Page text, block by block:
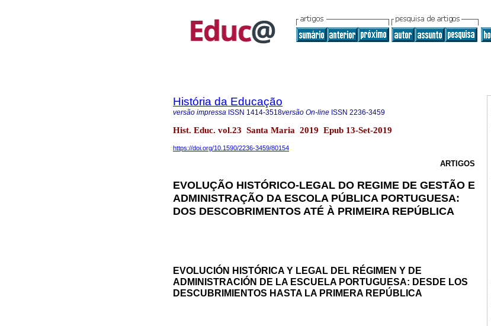
História da Educação
versão impressa ISSN 1414-3518versão On-line ISSN 2236-3459
Hist. Educ. vol.23 Santa Maria 2019 Epub 13-Set-2019
https://doi.org/10.1590/2236-3459/80154
ARTIGOS
EVOLUÇÃO HISTÓRICO-LEGAL DO REGIME DE GESTÃO E
ADMINISTRAÇÃO DA ESCOLA PÚBLICA PORTUGUESA:
DOS DESCOBRIMENTOS ATÉ À PRIMEIRA REPÚBLICA
EVOLUCIÓN HISTÓRICA Y LEGAL DEL RÉGIMEN Y DE
ADMINISTRACIÓN DE LA ESCUELA PORTUGUESA: DESDE LOS
DESCUBRIMIENTOS HASTA LA PRIMERA REPÚBLICA